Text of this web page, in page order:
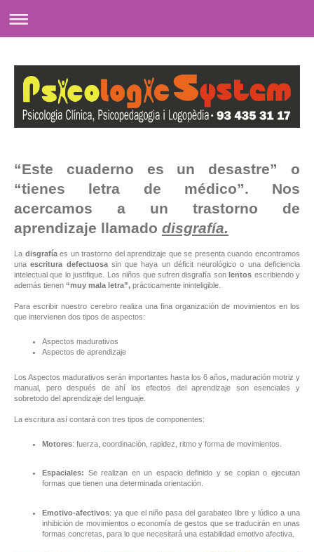
“Este cuaderno es un desastre” o
“tienes letra de médico”. Nos
acercamos a un trastorno de
aprendizaje llamado disgrafía.
La disgrafíaes un trastorno del aprendizaje que se presenta cuando encontramos
unaescritura defectuosasin que haya un déficit neurológico o una deficiencia
intelectual que lo justifique. Los niños que sufren disgrafía sonlentos escribiendo y
además tienen “muy mala letra”, prácticamente ininteligible.
Para escribir nuestro cerebro realiza una fina organización de movimientos en los
que intervienen dos tipos de aspectos:
Aspectos madurativos
Aspectos de aprendizaje
Los Aspectos madurativos serán importantes hasta los 6 años, maduración motriz y
manual, pero después de ahí los efectos del aprendizaje son esenciales y
sobretodo del aprendizaje del lenguaje.
La escritura así contará con tres tipos de componentes:
Motores: fuerza, coordinación, rapidez, ritmo y forma de movimientos.
Espaciales: Se realizan en un espacio definido y se copian o ejecutan
formas que tienen una determinada orientación.
Emotivo-afectivos: ya que el niño pasa del garabateo libre y lúdico a una
inhibición de movimientos o economía de gestos que se traducirán en unas
formas concretas, para lo que necesitará una estabilidad emotivo afectiva.